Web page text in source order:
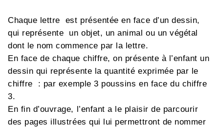
Chaque lettre est présentée en face d’un dessin,
qui représente un objet, un animal ou un végétal
dont le nom commence par la lettre.
En face de chaque chiffre, on présente à l’enfant un
dessin qui représente la quantité exprimée par le
chiffre : par exemple 3 poussins en face du chiffre
3.
En fin d’ouvrage, l’enfant a le plaisir de parcourir
des pages illustrées qui lui permettront de nommer